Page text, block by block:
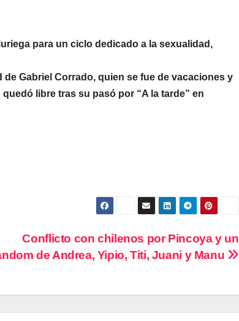
para un ciclo dedicado a la sexualidad,
Gabriel Corrado, quien se fue de vacaciones y
libre tras su pasó por “A la tarde” en
Conflicto con chilenos por Pincoya y un
de Andrea, Yipio, Titi, Juani y Manu